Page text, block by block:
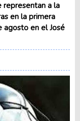
representan a la
en la primera
agosto en el José